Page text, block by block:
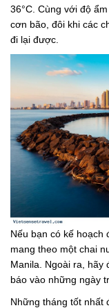
36°C. Cùng với độ
cơn bão, đôi khi các
đi lại được.
Nếu bạn có kế hoạch
mang theo một chai
Manila. Ngoài ra,
báo vào những ngày
Những tháng tốt nhất